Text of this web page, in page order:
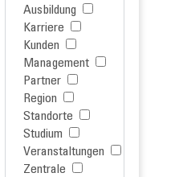
Ausbildung
Karriere
Kunden
Management
Partner
Region
Standorte
Studium
Veranstaltungen
Zentrale